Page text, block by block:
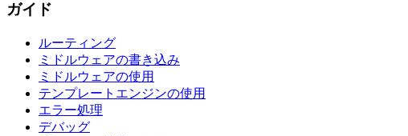
ガイド
ルーティング
ミドルウェアの書き込み
ミドルウェアの使用
テンプレートエンジンの使用
エラー処理
デバッグ